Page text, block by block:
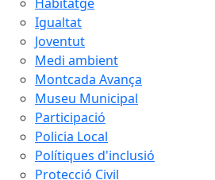
Igualtat
Joventut
Medi ambient
Montcada Avança
Museu Municipal
Participació
Policia Local
Polítiques d'inclusió
Protecció Civil